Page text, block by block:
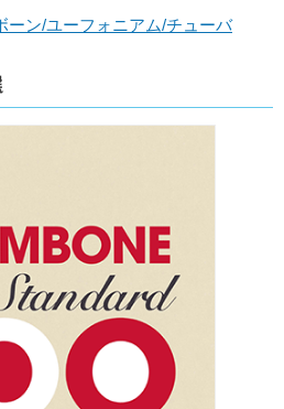
ーン/ユーフォニアム/チューバ